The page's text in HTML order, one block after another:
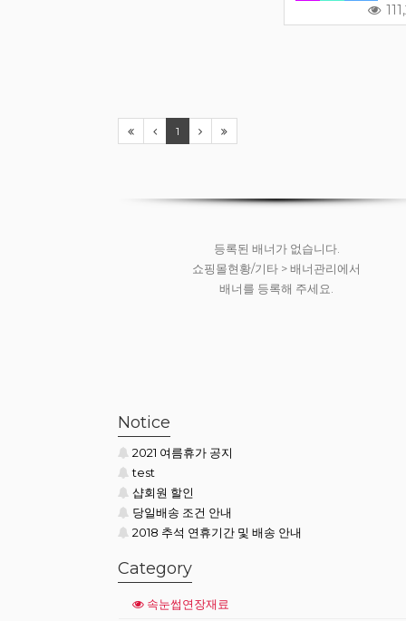
1
등록된 배너가 없습니다.
쇼핑몰현황/기타 > 배너관리에서
등록된 배너가 없습니다.
쇼핑몰현황/기타 > 배너관리에서
배너를 등록해 주세요.
Notice
2021 여름휴가 공지
test
샵회원 할인
당일배송 조건 안내
2018 추석 연휴기간 및 배송 안내
Category
속눈썹연장재료